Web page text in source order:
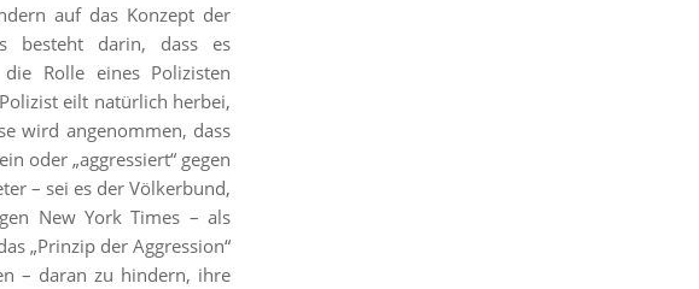
auf das Konzept der
besteht darin, dass es
Rolle eines Polizisten
eilt natürlich herbei,
wird angenommen, dass
oder „aggressiert“ gegen
– sei es der Völkerbund,
New York Times – als
„Prinzip der Aggression“
– daran zu hindern, ihre